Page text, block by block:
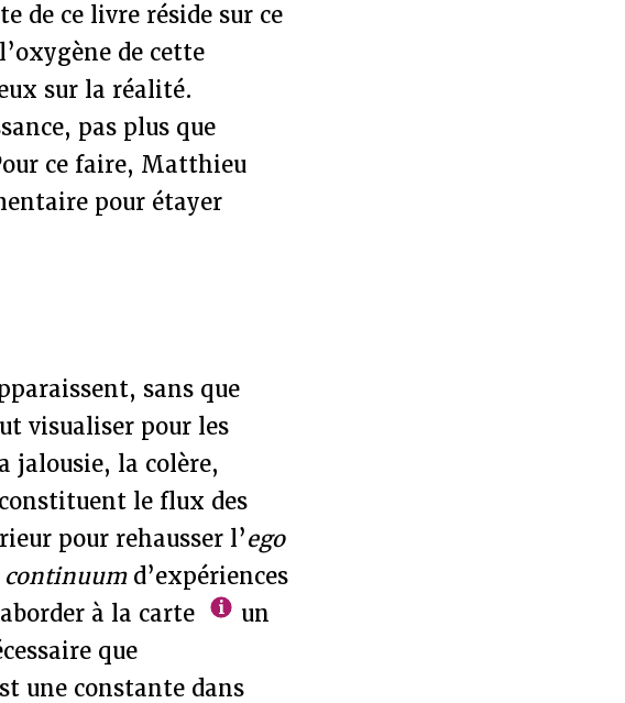
de ce livre réside sur ce
de cette
sur la réalité.
pas plus que
ce faire, Matthieu
pour étayer
sans que
visualiser pour les
jalousie, la colère,
le flux des
pour rehausser l’ego
continuum d’expériences
à la carte
un
que
une constante dans